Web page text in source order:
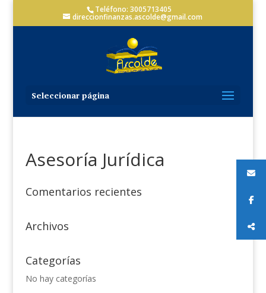
Teléfono: 3005713405
direccionfinanzas.ascolde@gmail.com
Seleccionar página
Asesoría Jurídica
Comentarios recientes
Archivos
Categorías
No hay categorías